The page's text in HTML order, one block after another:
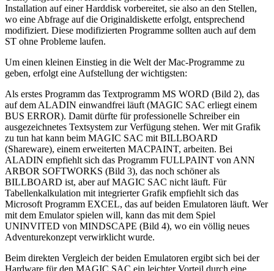
Installation auf einer Harddisk vorbereitet, sie also an den Stellen,
wo eine Abfrage auf die Originaldiskette erfolgt, entsprechend
modifiziert. Diese modifizierten Programme sollten auch auf dem
ST ohne Probleme laufen.
Um einen kleinen Einstieg in die Welt der Mac-Programme zu
geben, erfolgt eine Aufstellung der wichtigsten:
Als erstes Programm das Textprogramm MS WORD (Bild 2), das
auf dem ALADIN einwandfrei läuft (MAGIC SAC erliegt einem
BUS ERROR). Damit dürfte für professionelle Schreiber ein
ausgezeichnetes Textsystem zur Verfügung stehen. Wer mit Grafik
zu tun hat kann beim MAGIC SAC mit BILLBOARD
(Shareware), einem erweiterten MACPAINT, arbeiten. Bei
ALADIN empfiehlt sich das Programm FULLPAINT von ANN
ARBOR SOFTWORKS (Bild 3), das noch schöner als
BILLBOARD ist, aber auf MAGIC SAC nicht läuft. Für
Tabellenkalkulation mit integrierter Grafik empfiehlt sich das
Microsoft Programm EXCEL, das auf beiden Emulatoren läuft. Wer
mit dem Emulator spielen will, kann das mit dem Spiel
UNINVITED von MINDSCAPE (Bild 4), wo ein völlig neues
Adventurekonzept verwirklicht wurde.
Beim direkten Vergleich der beiden Emulatoren ergibt sich bei der